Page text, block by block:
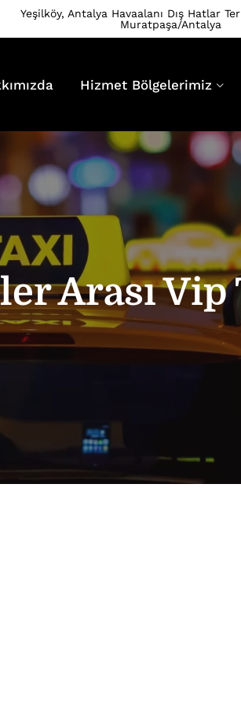
Yeşilköy, Antalya Havaalanı Dış Hatlar
Muratpaşa/Antalya
Hizmet Bölgelerimiz
Arası